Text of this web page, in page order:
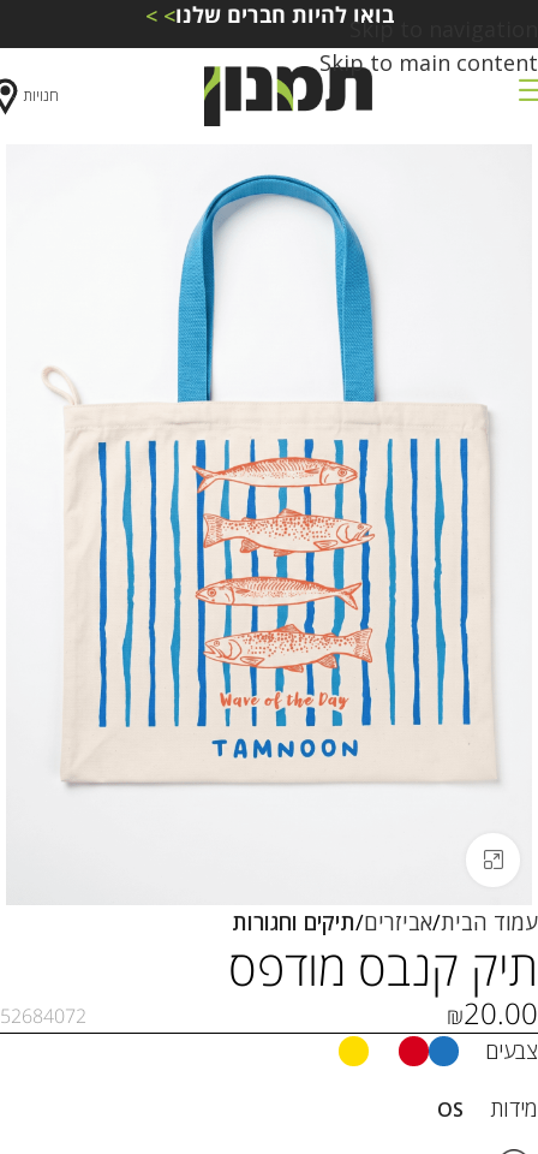
Skip to navigation
Skip to main content
> >בואו להיות חברים שלנו
חנויות
עמוד הבית אביזרים תיקים וחגורות
תיק קנבס מודפס
₪20.00
52684072
צבעים
מידות OS